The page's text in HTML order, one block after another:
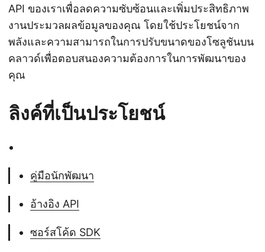
API ของเราเพื่อลดความซับซ้อนและเพิ่มประสิทธิภาพ
งานประมวลผลข้อมูลของคุณ โดยใช้ประโยชน์จาก
พลังและความสามารถในการปรับขนาดของโซลูชันบน
คลาวด์เพื่อตอบสนองความต้องการในการพัฒนาของ
คุณ
ลิงค์ที่เป็นประโยชน์
คู่มือนักพัฒนา
อ้างอิง API
ซอร์สโค้ด SDK